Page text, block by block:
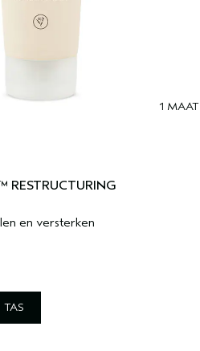
1 MAAT
RESTRUCTURING
en versterken